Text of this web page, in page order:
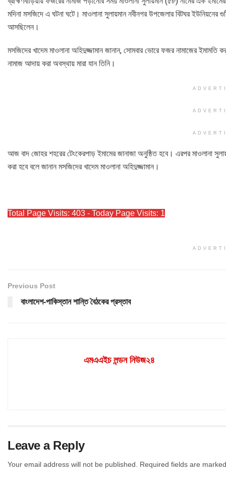
মদিনা মসজিদে এ ঘটনা ঘটে। মাওলানা সুলায়মান নবীনগর উপজেলার বিটঘর ইউনিয়নের
আসছিলেন।
মসজিদের খাদেম মাওলানা অহিদুজ্জামান জানান, সোমবার ভোরে ফজর নামাজের
নামাজ আদায় করা অবস্থায় মারা যান তিনি।
আজ বাদ জোহর শহরের টেংকেরপাড় ইমামের জানাজা অনুষ্ঠিত হবে। এরপর মাওলানা
করা হবে বলে জানান মসজিদের খাদেম মাওলানা অহিদুজ্জামান।
Total Page Visits: 403 - Today Page Visits: 1
Previous Post
বাংলাদেশ-পাকিস্তান শান্তি বৈঠকের প্রস্তাব
এমএএইচ লন্ডন নিউজ২৪
Leave a Reply
Your email address will not be published. Required fields are